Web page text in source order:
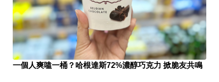
一個人爽嗑一桶？哈根達斯72%濃醇巧克力 掀脆友共鳴